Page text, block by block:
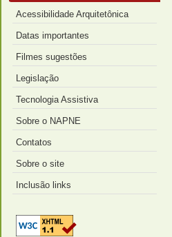
Acessibilidade Arquitetônica
Datas importantes
Filmes sugestões
Legislação
Tecnologia Assistiva
Sobre o NAPNE
Contatos
Sobre o site
Inclusão links